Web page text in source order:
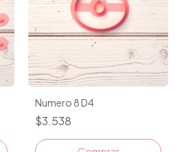
Numero 8 D4
$3.538